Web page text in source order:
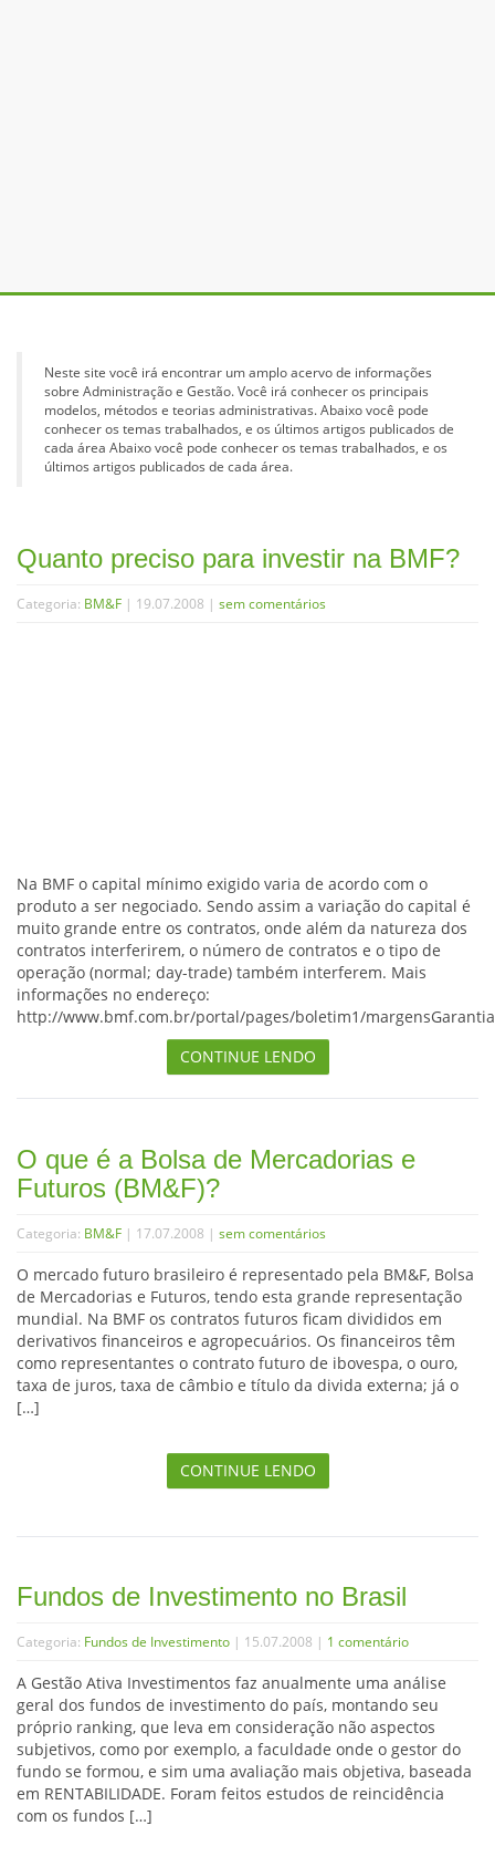
Neste site você irá encontrar um amplo acervo de informações
sobre Administração e Gestão. Você irá conhecer os principais
modelos, métodos e teorias administrativas. Abaixo você pode
conhecer os temas trabalhados, e os últimos artigos publicados de
cada área Abaixo você pode conhecer os temas trabalhados, e os
últimos artigos publicados de cada área.
Quanto preciso para investir na BMF?
Categoria: BM&F | 19.07.2008 | sem comentários
Na BMF o capital mínimo exigido varia de acordo com o
produto a ser negociado. Sendo assim a variação do capital é
muito grande entre os contratos, onde além da natureza dos
contratos interferirem, o número de contratos e o tipo de
operação (normal; day-trade) também interferem. Mais
informações no endereço:
http://www.bmf.com.br/portal/pages/boletim1/
CONTINUE LENDO
O que é a Bolsa de Mercadorias e
Futuros (BM&F)?
Categoria: BM&F | 17.07.2008 | sem comentários
O mercado futuro brasileiro é representado pela BM&F, Bolsa
de Mercadorias e Futuros, tendo esta grande representação
mundial. Na BMF os contratos futuros ficam divididos em
derivativos financeiros e agropecuários. Os financeiros têm
como representantes o contrato futuro de ibovespa, o ouro,
taxa de juros, taxa de câmbio e título da divida externa; já o
[…]
CONTINUE LENDO
Fundos de Investimento no Brasil
Categoria: Fundos de Investimento | 15.07.2008 | 1 comentário
A Gestão Ativa Investimentos faz anualmente uma análise
geral dos fundos de investimento do país, montando seu
próprio ranking, que leva em consideração não aspectos
subjetivos, como por exemplo, a faculdade onde o gestor do
fundo se formou, e sim uma avaliação mais objetiva, baseada
em RENTABILIDADE. Foram feitos estudos de reincidência
com os fundos […]